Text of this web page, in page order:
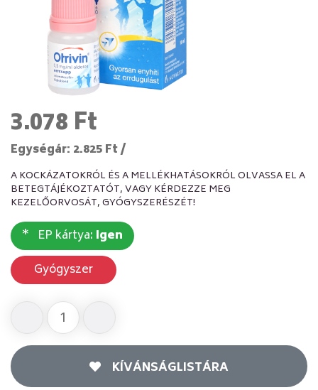
3.078 Ft
Egységár: 2.825 Ft /
A KOCKÁZATOKRÓL ÉS A MELLÉKHATÁSOKRÓL OLVASSA EL A
BETEGTÁJÉKOZTATÓT, VAGY KÉRDEZZE MEG
KEZELŐORVOSÁT, GYÓGYSZERÉSZÉT!
EP kártya: Igen
Gyógyszer
KÍVÁNSÁGLISTÁRA